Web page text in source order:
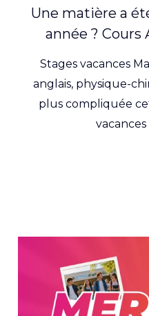
Une matière a
année ? Cours
Stages vacances
anglais, physique-
plus compliquée